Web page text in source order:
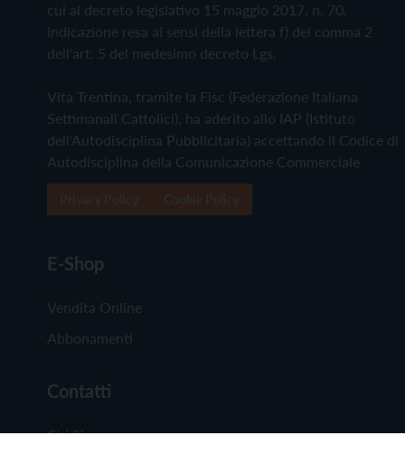
cui al decreto legislativo 15 maggio 2017, n. 70.
Indicazione resa ai sensi della lettera f) del comma 2
dell'art. 5 del medesimo decreto Lgs.
Vita Trentina, tramite la Fisc (Federazione Italiana
Settimanali Cattolici), ha aderito allo IAP (Istituto
dell'Autodisciplina Pubblicitaria) accettando il Codice di
Autodisciplina della Comunicazione Commerciale
E-Shop
Vendita Online
Abbonamenti
Contatti
Chi Siamo